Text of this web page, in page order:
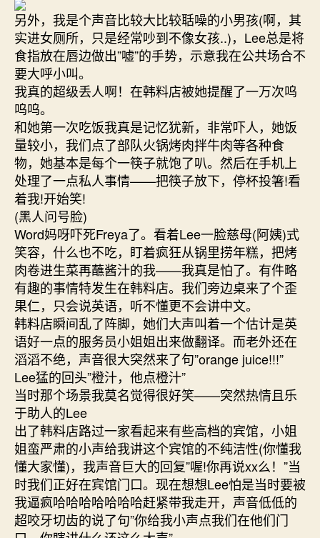
另外，我是个声音比较大比较聒噪的小男孩(啊，其
实进女厕所，只是经常吵到不像女孩..)，Lee总是将
食指放在唇边做出”嘘”的手势，示意我在公共场合不
要大呼小叫。
我真的超级丢人啊！在韩料店被她提醒了一万次呜
呜呜。
和她第一次吃饭我真是记忆犹新，非常吓人，她饭
量较小，我们点了部队火锅烤肉拌牛肉等各种食
物，她基本是每个一筷子就饱了叭。然后在手机上
处理了一点私人事情——把筷子放下，停杯投箸!看
着我!开始笑!
(黑人问号脸)
Word妈呀吓死Freya了。看着Lee一脸慈母(阿姨)式
笑容，什么也不吃，盯着疯狂从锅里捞年糕，把烤
肉卷进生菜再蘸酱汁的我——我真是怕了。有件略
有趣的事情特发生在韩料店。我们旁边桌来了个歪
果仁，只会说英语，听不懂更不会讲中文。
韩料店瞬间乱了阵脚，她们大声叫着一个估计是英
语好一点的服务员小姐姐出来做翻译。而老外还在
滔滔不绝，声音很大突然来了句”orange juice!!!”
Lee猛的回头”橙汁，他点橙汁”
当时那个场景我莫名觉得很好笑——突然热情且乐
于助人的Lee
出了韩料店路过一家看起来有些高档的宾馆，小姐
姐蛮严肃的小声给我讲这个宾馆的不纯洁性(你懂我
懂大家懂)，我声音巨大的回复”喔!你再说xx么！”当
时我们正好在宾馆门口。现在想想Lee怕是当时要被
我逼疯哈哈哈哈哈哈哈赶紧带我走开，声音低低的
超咬牙切齿的说了句”你给我小声点我们在他们门